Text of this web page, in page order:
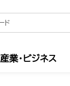
産業・ビジネス